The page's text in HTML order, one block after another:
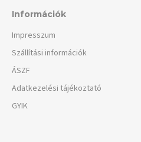
Információk
Impresszum
Szállítási információk
ÁSZF
Adatkezelési tájékoztató
GYIK